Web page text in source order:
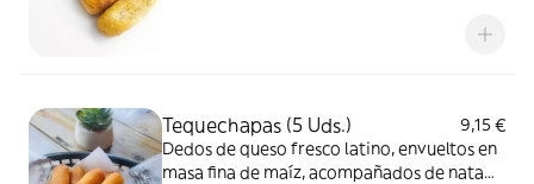
Tequechapas (5 Uds.)
9,15 €
Dedos de queso fresco latino, envueltos en
masa fina de maíz, acompañados de nata